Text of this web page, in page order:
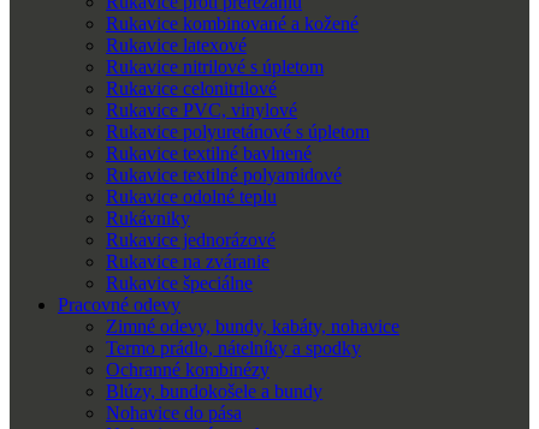
Rukavice kombinované a kožené
Rukavice latexové
Rukavice nitrilové s úpletom
Rukavice celonitrilové
Rukavice PVC, vinylové
Rukavice polyuretánové s úpletom
Rukavice textilné bavlnené
Rukavice textilné polyamidové
Rukavice odolné teplu
Rukávniky
Rukavice jednorázové
Rukavice na zváranie
Rukavice špeciálne
Pracovné odevy
Zimné odevy, bundy, kabáty, nohavice
Termo prádlo, nátelníky a spodky
Ochranné kombinézy
Blúzy, bundokošele a bundy
Nohavice do pása